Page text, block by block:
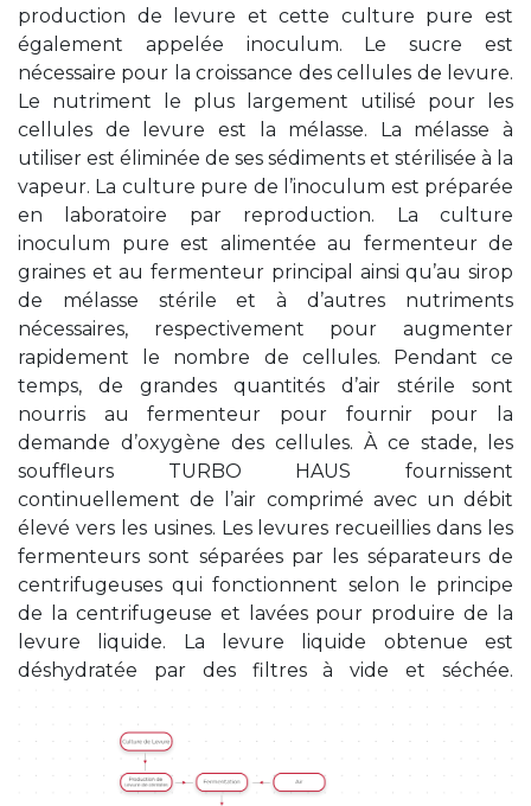
production de levure et cette culture pure est
également appelée inoculum. Le sucre est
nécessaire pour la croissance des cellules de levure.
Le nutriment le plus largement utilisé pour les
cellules de levure est la mélasse. La mélasse à
utiliser est éliminée de ses sédiments et stérilisée à la
vapeur. La culture pure de l’inoculum est préparée
en laboratoire par reproduction. La culture
inoculum pure est alimentée au fermenteur de
graines et au fermenteur principal ainsi qu’au sirop
de mélasse stérile et à d’autres nutriments
nécessaires, respectivement pour augmenter
rapidement le nombre de cellules. Pendant ce
temps, de grandes quantités d’air stérile sont
nourris au fermenteur pour fournir pour la
demande d’oxygène des cellules. À ce stade, les
souffleurs TURBO HAUS fournissent
continuellement de l’air comprimé avec un débit
élevé vers les usines. Les levures recueillies dans les
fermenteurs sont séparées par les séparateurs de
centrifugeuses qui fonctionnent selon le principe
de la centrifugeuse et lavées pour produire de la
levure liquide. La levure liquide obtenue est
déshydratée par des filtres à vide et séchée.